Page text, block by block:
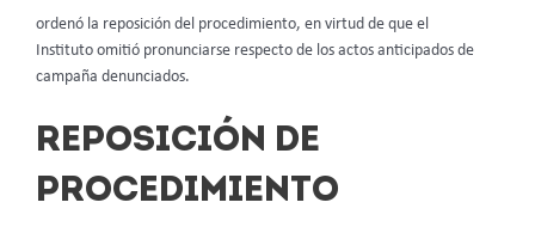
ordenó la reposición del procedimiento, en virtud de que el
Instituto omitió pronunciarse respecto de los actos anticipados de
campaña denunciados.
REPOSICIÓN DE
PROCEDIMIENTO